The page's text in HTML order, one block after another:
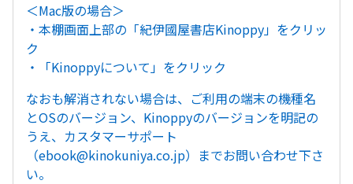
＜Mac版の場合＞
・本棚画面上部の「紀伊國屋書店Kinoppy」をクリッ
ク
・「Kinoppyについて」をクリック
なおも解消されない場合は、ご利用の端末の機種名
とOSのバージョン、Kinoppyのバージョンを明記の
うえ、カスタマーサポート
（ebook@kinokuniya.co.jp）までお問い合わせ下さ
い。